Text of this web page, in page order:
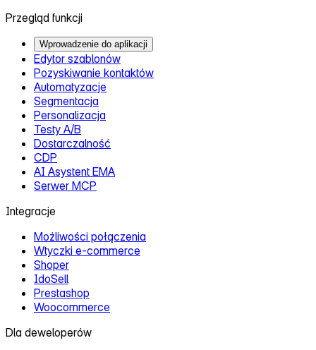
Przegląd funkcji
Wprowadzenie do aplikacji
Edytor szablonów
Pozyskiwanie kontaktów
Automatyzacje
Segmentacja
Personalizacja
Testy A/B
Dostarczalność
CDP
AI Asystent EMA
Serwer MCP
Integracje
Możliwości połączenia
Wtyczki e‑commerce
Shoper
IdoSell
Prestashop
Woocommerce
Dla deweloperów